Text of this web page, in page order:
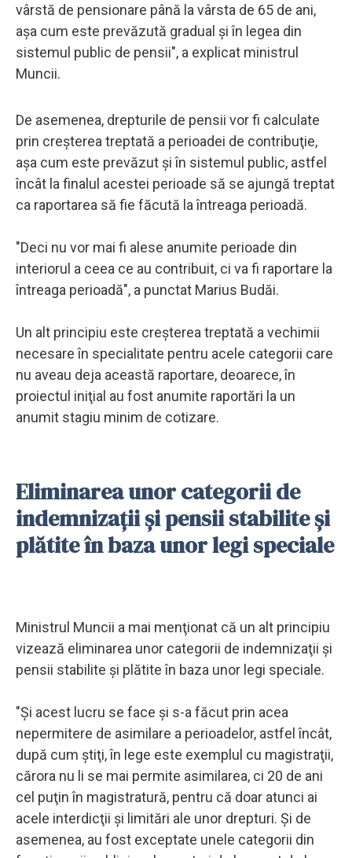
vârstă de pensionare până la vârsta de 65 de ani,
aşa cum este prevăzută gradual şi în legea din
sistemul public de pensii", a explicat ministrul
Muncii.
De asemenea, drepturile de pensii vor fi calculate
prin creşterea treptată a perioadei de contribuţie,
aşa cum este prevăzut şi în sistemul public, astfel
încât la finalul acestei perioade să se ajungă treptat
ca raportarea să fie făcută la întreaga perioadă.
"Deci nu vor mai fi alese anumite perioade din
interiorul a ceea ce au contribuit, ci va fi raportare la
întreaga perioadă", a punctat Marius Budăi.
Un alt principiu este creşterea treptată a vechimii
necesare în specialitate pentru acele categorii care
nu aveau deja această raportare, deoarece, în
proiectul iniţial au fost anumite raportări la un
anumit stagiu minim de cotizare.
Eliminarea unor categorii de
indemnizaţii şi pensii stabilite şi
plătite în baza unor legi speciale
Ministrul Muncii a mai menţionat că un alt principiu
vizează eliminarea unor categorii de indemnizaţii şi
pensii stabilite şi plătite în baza unor legi speciale.
"Şi acest lucru se face şi s-a făcut prin acea
nepermitere de asimilare a perioadelor, astfel încât,
după cum ştiţi, în lege este exemplul cu magistraţii,
cărora nu li se mai permite asimilarea, ci 20 de ani
cel puţin în magistratură, pentru că doar atunci ai
acele interdicţii şi limitări ale unor drepturi. Şi de
asemenea, au fost exceptate unele categorii din